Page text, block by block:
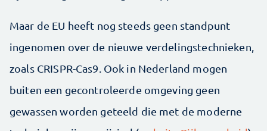
Maar de EU heeft nog steeds geen standpunt
ingenomen over de nieuwe verdelingstechnieken,
zoals CRISPR-Cas9. Ook in Nederland mogen
buiten een gecontroleerde omgeving geen
gewassen worden geteeld die met de moderne